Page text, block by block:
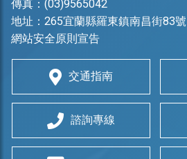
傳真：(03)9565042
地址： 265宜蘭縣羅東鎮南昌街83號
網站安全原則宣告
交通指南
諮詢專線